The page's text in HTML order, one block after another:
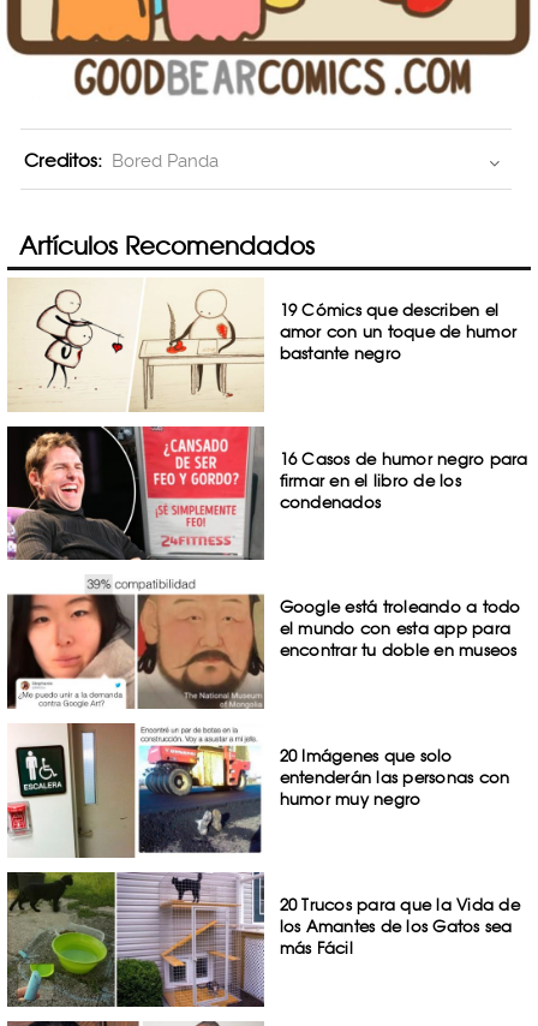
Creditos: Bored Panda
Artículos Recomendados
19 Cómics que describen el
amor con un toque de humor
bastante negro
16 Casos de humor negro para
firmar en el libro de los
condenados
Google está troleando a todo
el mundo con esta app para
encontrar tu doble en museos
20 Imágenes que solo
entenderán las personas con
humor muy negro
20 Trucos para que la Vida de
los Amantes de los Gatos sea
más Fácil